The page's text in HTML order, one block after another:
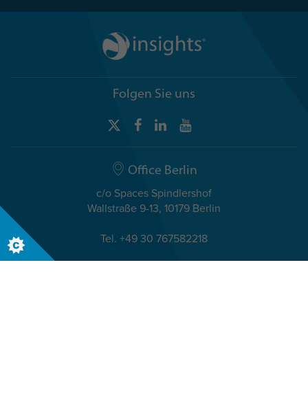
Folgen Sie uns
Office Berlin
c/o Spaces Spindlershof
Wallstraße 9-13, 10179 Berlin
Tel. +49 30 767582218